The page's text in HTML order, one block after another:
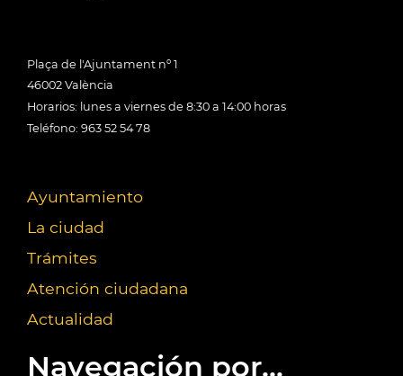
Plaça de l'Ajuntament nº 1
46002 València
Horarios: lunes a viernes de 8:30 a 14:00 horas
Teléfono: 963 52 54 78
Ayuntamiento
La ciudad
Trámites
Atención ciudadana
Actualidad
Navegación por...